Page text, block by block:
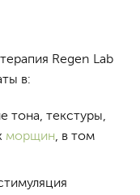
Regen Lab
в:
тона, текстуры,
морщин , в том